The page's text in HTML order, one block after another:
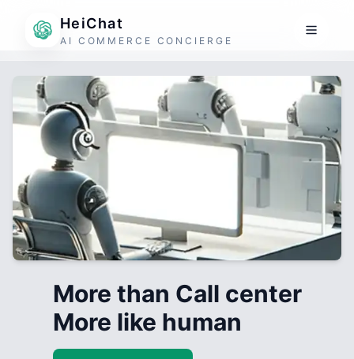
HeiChat
AI COMMERCE CONCIERGE
More than Call center
More like human